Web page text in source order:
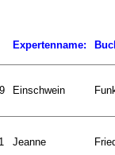
Expertenname:
Einschwein
Jeanne